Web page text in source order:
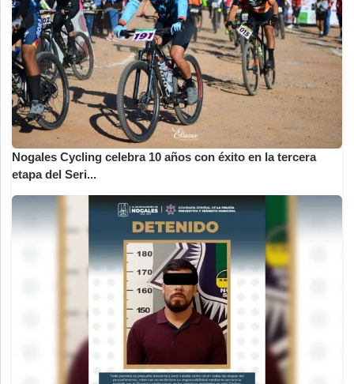
Nogales Cycling celebra 10 años con éxito en la tercera
etapa del Seri...